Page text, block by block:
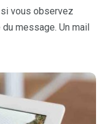
vous observez
message. Un mail